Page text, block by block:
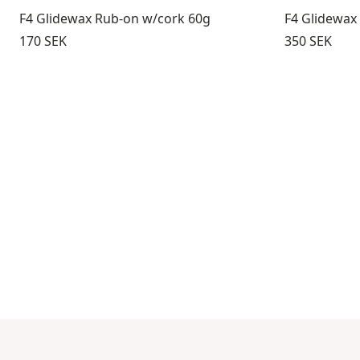
F4 Glidewax Rub-on w/cork 60g
Pris:
170 SEK
F4
Pris:
350 SEK